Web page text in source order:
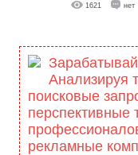
1621 нет
Анализируя
поисковые
перспективные
рекламные